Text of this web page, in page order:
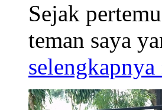
Sejak
teman saya
selengkapnya